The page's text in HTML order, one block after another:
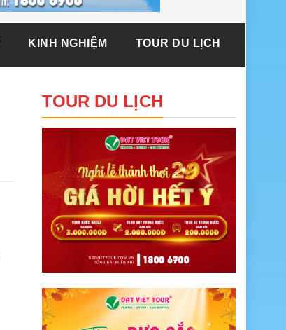
KINH NGHIỆM TOUR DU LỊCH
TOUR DU LỊCH